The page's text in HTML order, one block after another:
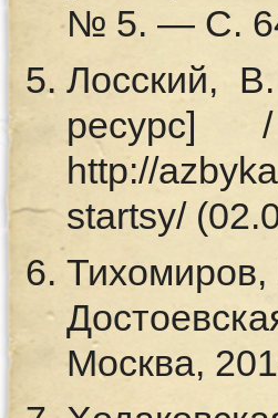
№ 5. — С.
Лосский,
http://
startsy/
Москва,